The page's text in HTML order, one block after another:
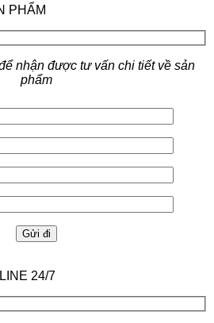
PHẨM
nhận được tư vấn chi tiết về sản
phẩm
24/7